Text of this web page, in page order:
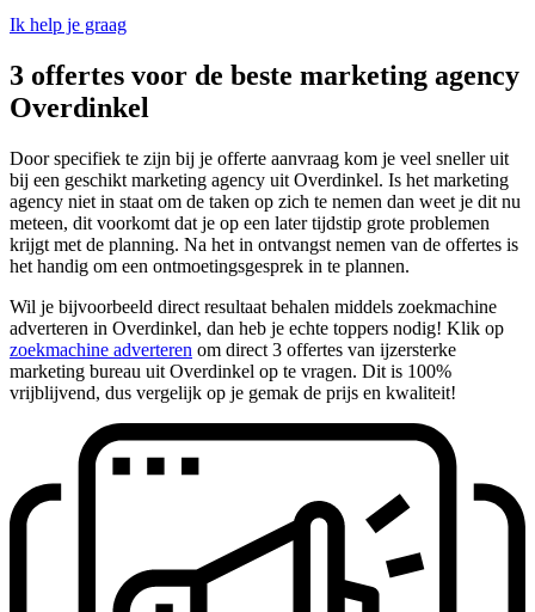
Ik help je graag
3 offertes voor de beste marketing agency
Overdinkel
Door specifiek te zijn bij je offerte aanvraag kom je veel sneller uit
bij een geschikt marketing agency uit Overdinkel. Is het marketing
agency niet in staat om de taken op zich te nemen dan weet je dit nu
meteen, dit voorkomt dat je op een later tijdstip grote problemen
krijgt met de planning. Na het in ontvangst nemen van de offertes is
het handig om een ontmoetingsgesprek in te plannen.
Wil je bijvoorbeeld direct resultaat behalen middels zoekmachine
adverteren in Overdinkel, dan heb je echte toppers nodig! Klik op
zoekmachine adverteren om direct 3 offertes van ijzersterke
marketing bureau uit Overdinkel op te vragen. Dit is 100%
vrijblijvend, dus vergelijk op je gemak de prijs en kwaliteit!